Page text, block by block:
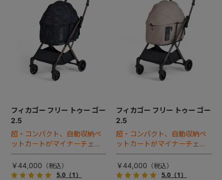
フィカゴー フリー トゥー ゴー
2.5
超・コンパクト、自動収納ペ
ットカートがマイナーチェン
ジ！
￥44,000
5.0（1）
フィカゴー フリー トゥー ゴー
2.5
超・コンパクト、自動収納ペ
ットカートがマイナーチェン
ジ！
￥44,000
5.0（1）